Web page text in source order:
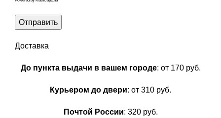
Доставка
До пункта выдачи в вашем городе: от 170 руб.
Курьером до двери: от 310 руб.
Почтой России: 320 руб.